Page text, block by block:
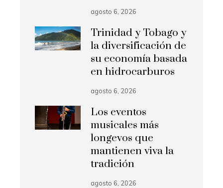
agosto 6, 2026
Trinidad y Tobago y
la diversificación de
su economía basada
en hidrocarburos
agosto 6, 2026
Los eventos
musicales más
longevos que
mantienen viva la
tradición
agosto 6, 2026